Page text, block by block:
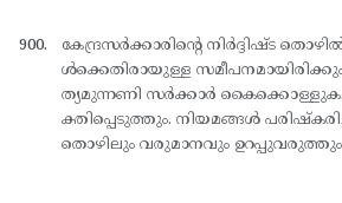
കേന്ദ്രസര്‍ക്കാരിന്റെ നിര്‍ദ്ദിഷ്ട
ള്‍ക്കെതിരായുള്ള
ത്യമുന്നണി സര്‍ക്കാര്‍
ക്തിപ്പെടുത്തും. നിയമങ്ങള്‍
തൊഴിലും വരുമാനവും